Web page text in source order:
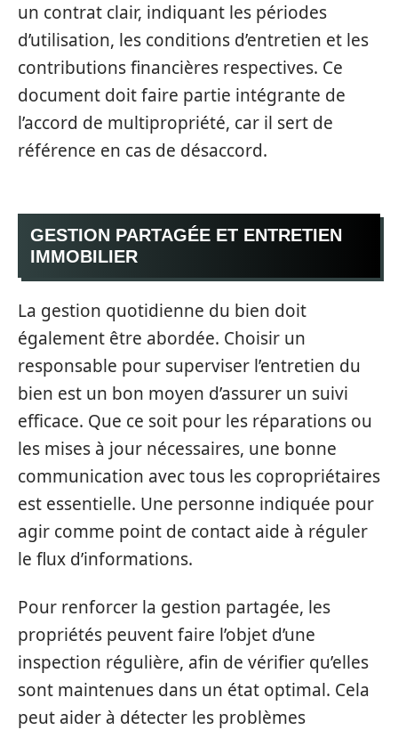
un contrat clair, indiquant les périodes
d’utilisation, les conditions d’entretien et les
contributions financières respectives. Ce
document doit faire partie intégrante de
l’accord de multipropriété, car il sert de
référence en cas de désaccord.
GESTION PARTAGÉE ET ENTRETIEN
IMMOBILIER
La gestion quotidienne du bien doit
également être abordée. Choisir un
responsable pour superviser l’entretien du
bien est un bon moyen d’assurer un suivi
efficace. Que ce soit pour les réparations ou
les mises à jour nécessaires, une bonne
communication avec tous les copropriétaires
est essentielle. Une personne indiquée pour
agir comme point de contact aide à réguler
le flux d’informations.
Pour renforcer la gestion partagée, les
propriétés peuvent faire l’objet d’une
inspection régulière, afin de vérifier qu’elles
sont maintenues dans un état optimal. Cela
peut aider à détecter les problèmes